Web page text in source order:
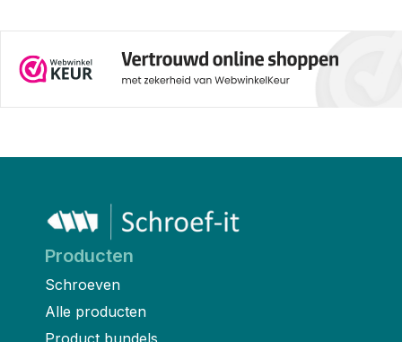
Producten
Schroeven
Alle producten
Product bundels